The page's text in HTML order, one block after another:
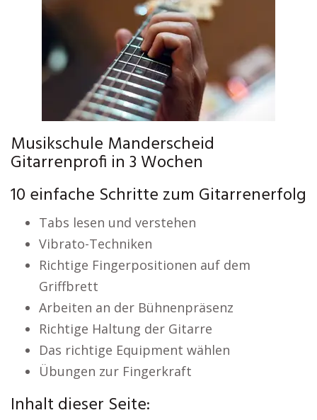
Musikschule Manderscheid
Gitarrenprofi in 3 Wochen
10 einfache Schritte zum Gitarrenerfolg
Tabs lesen und verstehen
Vibrato-Techniken
Richtige Fingerpositionen auf dem
Griffbrett
Arbeiten an der Bühnenpräsenz
Richtige Haltung der Gitarre
Das richtige Equipment wählen
Übungen zur Fingerkraft
Inhalt dieser Seite: